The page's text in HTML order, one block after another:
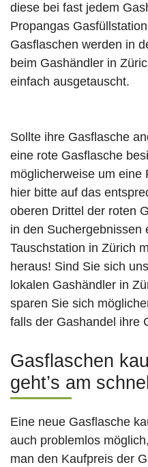
diese bei fast jedem
Propangas
Gasflaschen werden in
beim Gashändler in
einfach ausgetauscht.
Sollte ihre Gasflasche
eine rote Gasflasche
möglicherweise um eine
hier bitte auf das
oberen Drittel der roten
in den Suchergebnissen
Tauschstation in Zürich
heraus! Sind Sie sich
lokalen Gashändler in
sparen Sie sich
falls der Gashandel ihre
Gasflaschen
geht’s am
Eine neue Gasflasche
auch problemlos
man den Kaufpreis der